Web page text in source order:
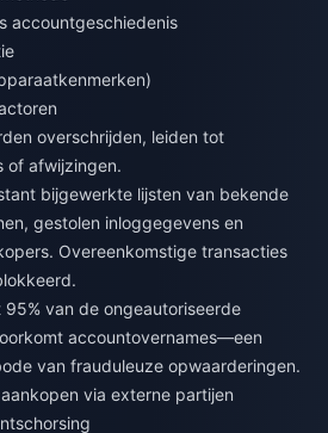
accountgeschiedenis
overschrijden, leiden tot
of afwijzingen.
bijgewerkte lijsten van bekende
gestolen inloggegevens en
Overeenkomstige transacties
van de ongeautoriseerde
accountovernames—een
van frauduleuze opwaarderingen.
via externe partijen